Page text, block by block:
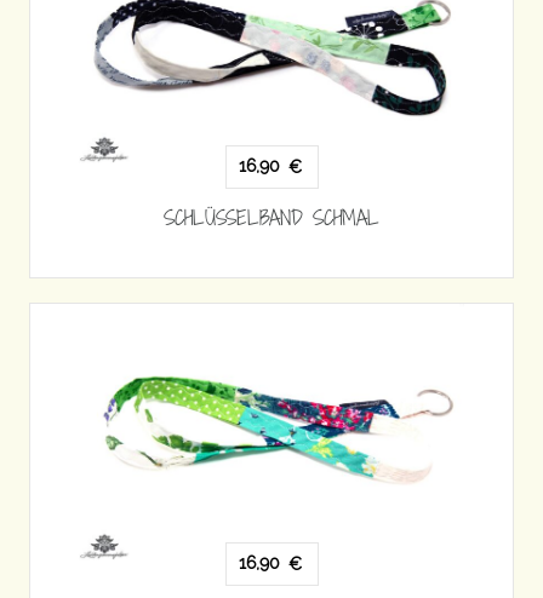
16,90 €
SCHLÜSSELBAND SCHMAL
16,90 €